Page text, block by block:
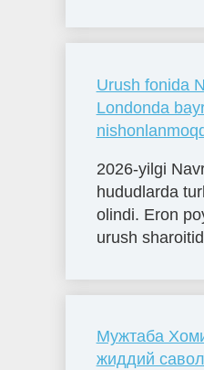
Urush fonida
Londonda
2026-yilgi
hududlarda
olindi. Eron
urush
Мужтаба
жиддий